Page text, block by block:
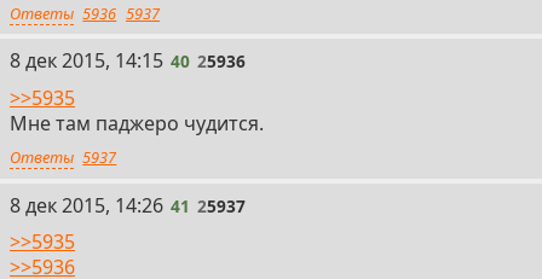
Ответы 5936 5937
40
8 дек 2015, 14:15 40 25936
>>5935
Мне там паджеро чудится.
Ответы 5937
41
8 дек 2015, 14:26 41 25937
>>5935
>>5936